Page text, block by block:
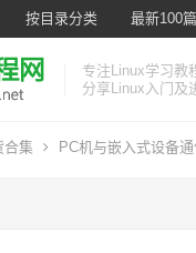
按目录分类 最新100篇
专注Linux学习教
分享Linux入门及
合集 PC机与嵌入式设备